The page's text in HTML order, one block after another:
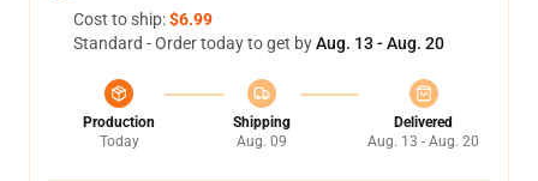
Cost to ship:$6.99
Standard - Order today to get byAug. 13 - Aug. 20
Production
Today
Shipping
Aug. 09
Delivered
Aug. 13 - Aug. 20